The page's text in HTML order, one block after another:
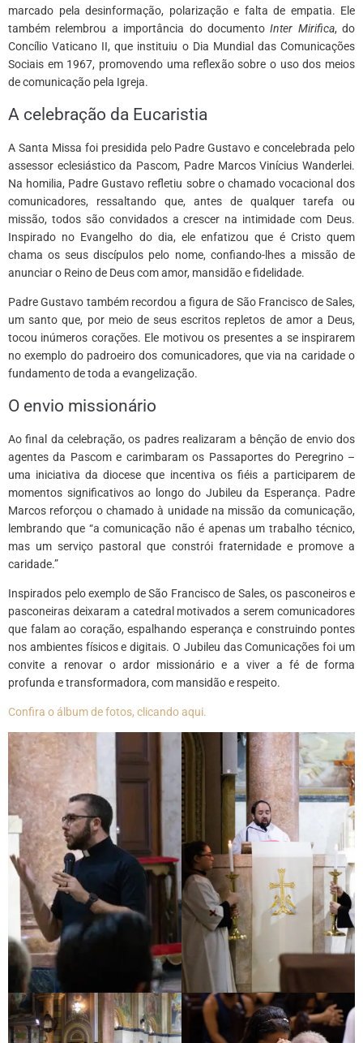
marcado pela desinformação, polarização e falta de empatia. Ele
também relembrou a importância do documentoInter Mirifica, do
Concílio Vaticano II, que instituiu o Dia Mundial das Comunicações
Sociais em 1967, promovendo uma reflexão sobre o uso dos meios
de comunicação pela Igreja.
A celebração da Eucaristia
A Santa Missa foi presidida pelo Padre Gustavo e concelebrada pelo
assessor eclesiástico da Pascom, Padre Marcos Vinícius Wanderlei.
Na homilia, Padre Gustavo refletiu sobre o chamado vocacional dos
comunicadores, ressaltando que, antes de qualquer tarefa ou
missão, todos são convidados a crescer na intimidade com Deus.
Inspirado no Evangelho do dia, ele enfatizou que é Cristo quem
chama os seus discípulos pelo nome, confiando-lhes a missão de
anunciar o Reino de Deus com amor, mansidão e fidelidade.
Padre Gustavo também recordou a figura de São Francisco de Sales,
um santo que, por meio de seus escritos repletos de amor a Deus,
tocou inúmeros corações. Ele motivou os presentes a se inspirarem
no exemplo do padroeiro dos comunicadores, que via na caridade o
fundamento de toda a evangelização.
O envio missionário
Ao final da celebração, os padres realizaram a bênção de envio dos
agentes da Pascom e carimbaram os Passaportes do Peregrino –
uma iniciativa da diocese que incentiva os fiéis a participarem de
momentos significativos ao longo do Jubileu da Esperança. Padre
Marcos reforçou o chamado à unidade na missão da comunicação,
lembrando que “a comunicação não é apenas um trabalho técnico,
mas um serviço pastoral que constrói fraternidade e promove a
caridade.”
Inspirados pelo exemplo de São Francisco de Sales, os pasconeiros e
pasconeiras deixaram a catedral motivados a serem comunicadores
que falam ao coração, espalhando esperança e construindo pontes
nos ambientes físicos e digitais. O Jubileu das Comunicações foi um
convite a renovar o ardor missionário e a viver a fé de forma
profunda e transformadora, com mansidão e respeito.
Confira o álbum de fotos, clicando aqui.